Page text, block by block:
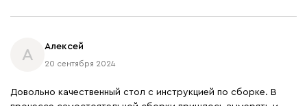
А
Алексей
20 сентября 2024
Довольно качественный стол с инструкцией по сборке. В